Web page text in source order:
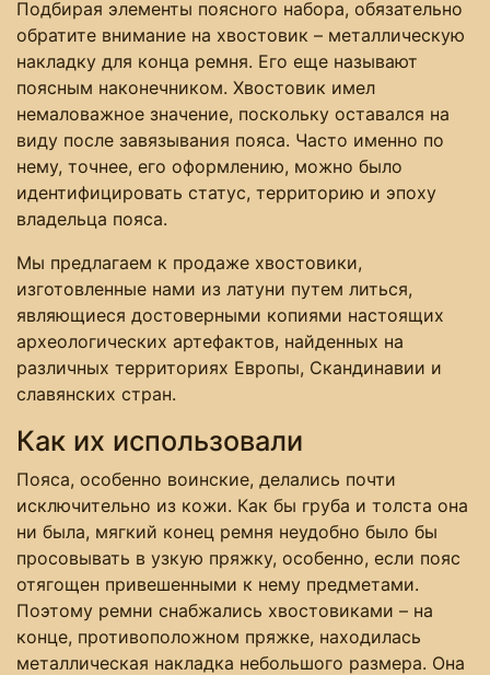
Подбирая элементы поясного набора, обязательно
обратите внимание на хвостовик – металлическую
накладку для конца ремня. Его еще называют
поясным наконечником. Хвостовик имел
немаловажное значение, поскольку оставался на
виду после завязывания пояса. Часто именно по
нему, точнее, его оформлению, можно было
идентифицировать статус, территорию и эпоху
владельца пояса.
Мы предлагаем к продаже хвостовики,
изготовленные нами из латуни путем литься,
являющиеся достоверными копиями настоящих
археологических артефактов, найденных на
различных территориях Европы, Скандинавии и
славянских стран.
Как их использовали
Пояса, особенно воинские, делались почти
исключительно из кожи. Как бы груба и толста она
ни была, мягкий конец ремня неудобно было бы
просовывать в узкую пряжку, особенно, если пояс
отягощен привешенными к нему предметами.
Поэтому ремни снабжались хвостовиками – на
конце, противоположном пряжке, находилась
металлическая накладка небольшого размера. Она